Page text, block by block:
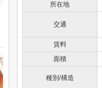
所在地
交通
賃料
面積
種別/構造